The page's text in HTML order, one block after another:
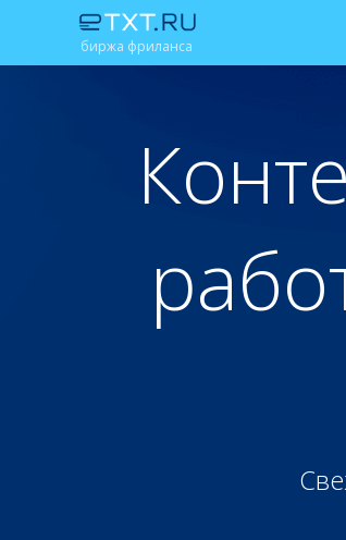
биржа фриланса